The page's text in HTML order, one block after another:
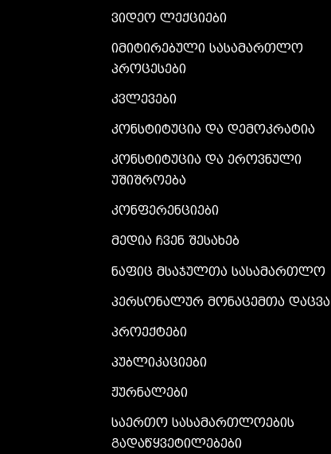
ვიდეო ლექციები
იმიტირებული სასამართლო
პროცესები
კვლევები
კონსტიტუცია და დემოკრატია
კონსტიტუცია და ეროვნული
უშიშროება
კონფერენციები
მედია ჩვენ შესახებ
ნაფიც მსაჯულთა სასამართლო
პერსონალურ მონაცემთა დაცვა
პროექტები
პუბლიკაციები
ჟურნალები
საერთო სასამართლოების
გადაწყვეტილებები